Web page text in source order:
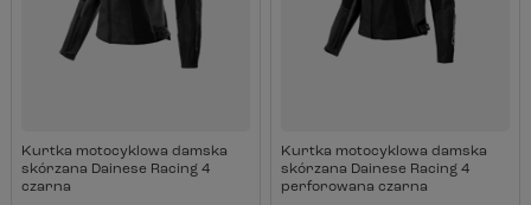
Kurtka motocyklowa damska
skórzana Dainese Racing 4
czarna
Kurtka motocyklowa damska
skórzana Dainese Racing 4
perforowana czarna